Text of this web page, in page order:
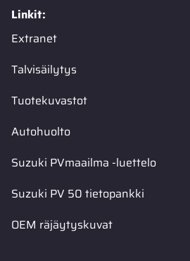
Linkit:
Extranet
Talvisäilytys
Tuotekuvastot
Autohuolto
Suzuki PVmaailma -luettelo
Suzuki PV 50 tietopankki
OEM räjäytyskuvat